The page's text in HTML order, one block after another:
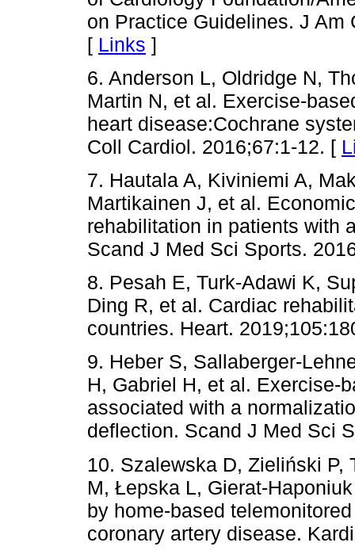
on Practice Guidelines. J Am
[ Links ]
6. Anderson L, Oldridge N,
Martin N, et al. Exercise-
heart disease:Cochrane
Coll Cardiol. 2016;67:1-12. [
7. Hautala A, Kiviniemi A,
Martikainen J, et al.
rehabilitation in patients with
Scand J Med Sci Sports.
8. Pesah E, Turk-Adawi K,
Ding R, et al. Cardiac
countries. Heart.
9. Heber S, Sallaberger-
H, Gabriel H, et al. Exercise-
associated with a
deflection. Scand J Med Sci
10. Szalewska D, Zieliński P,
M, Łepska L, Gierat-
by home-based
coronary artery disease.